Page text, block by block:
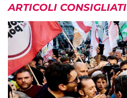
ARTICOLI CONSIGLIATI